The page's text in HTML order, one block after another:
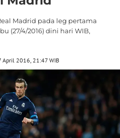
Madrid pada leg pertama
(27/4/2016) dini hari WIB,
April 2016, 21:47 WIB